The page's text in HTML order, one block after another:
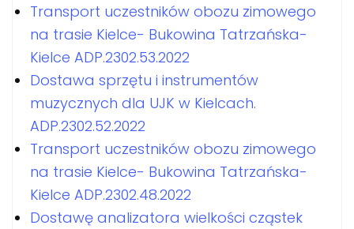
Transport uczestników obozu zimowego
na trasie Kielce- Bukowina Tatrzańska-
Kielce ADP.2302.53.2022
Dostawa sprzętu i instrumentów
muzycznych dla UJK w Kielcach.
ADP.2302.52.2022
Transport uczestników obozu zimowego
na trasie Kielce- Bukowina Tatrzańska-
Kielce ADP.2302.48.2022
Dostawę analizatora wielkości cząstek